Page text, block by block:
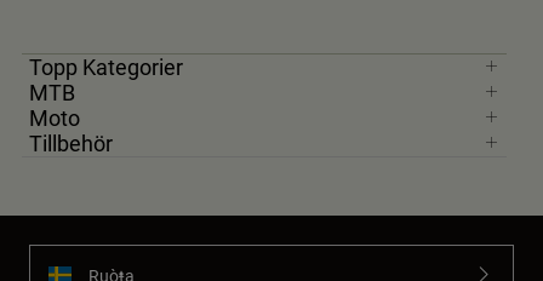
Topp Kategorier
MTB
Moto
Tillbehör
Ruoŧŧa